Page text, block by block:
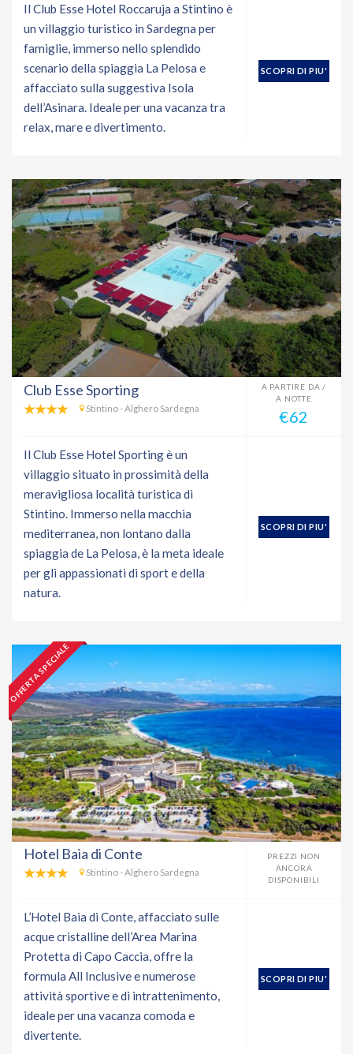
Il Club Esse Hotel Roccaruja a Stintino è
un villaggio turistico in Sardegna per
famiglie, immerso nello splendido
scenario della spiaggia La Pelosa e
affacciato sulla suggestiva Isola
dell’Asinara. Ideale per una vacanza tra
relax, mare e divertimento.
SCOPRI DI PIU'
Club Esse Sporting
Stintino - Alghero Sardegna
A PARTIRE DA /
A NOTTE
€62
Il Club Esse Hotel Sporting è un
villaggio situato in prossimità della
meravigliosa località turistica di
Stintino. Immerso nella macchia
mediterranea, non lontano dalla
spiaggia de La Pelosa, è la meta ideale
per gli appassionati di sport e della
natura.
SCOPRI DI PIU'
OFFERTA SPECIALE
Hotel Baia di Conte
Stintino - Alghero Sardegna
PREZZI NON
ANCORA
DISPONIBILI
L’Hotel Baia di Conte, affacciato sulle
acque cristalline dell’Area Marina
Protetta di Capo Caccia, offre la
formula All Inclusive e numerose
attività sportive e di intrattenimento,
ideale per una vacanza comoda e
divertente.
SCOPRI DI PIU'